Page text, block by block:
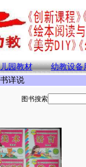
园教材
幼教设备
详说
图书搜索